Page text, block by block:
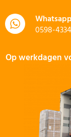
Whatsapp
0598-
Op werkdagen